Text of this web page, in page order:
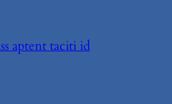
aptent taciti id